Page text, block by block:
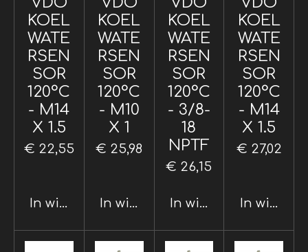
KOEL
WATE
RSEN
SOR
120°C
- M14
X 1.5
€ 22,55
In winkelwagen
KOEL
WATE
RSEN
SOR
120°C
- M10
X 1
€ 25,98
In winkelwagen
KOEL
WATE
RSEN
SOR
120°C
- 3/8-
18
NPTF
€ 26,15
In winkelwagen
KOEL
WATE
RSEN
SOR
120°C
- M14
X 1.5
€ 27,02
In